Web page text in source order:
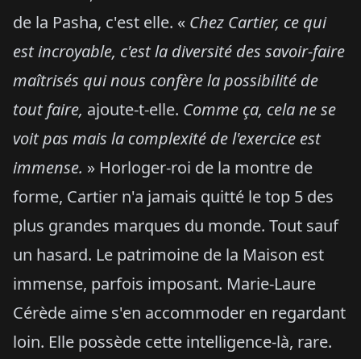
de la Pasha, c'est elle. « Chez Cartier, ce qui
est incroyable, c'est la diversité des savoir-faire
maîtrisés qui nous confère la possibilité de
tout faire, ajoute-t-elle. Comme ça, cela ne se
voit pas mais la complexité de l'exercice est
immense. » Horloger-roi de la montre de
forme, Cartier n'a jamais quitté le top 5 des
plus grandes marques du monde. Tout sauf
un hasard. Le patrimoine de la Maison est
immense, parfois imposant. Marie-Laure
Cérède aime s'en accommoder en regardant
loin. Elle possède cette intelligence-là, rare.